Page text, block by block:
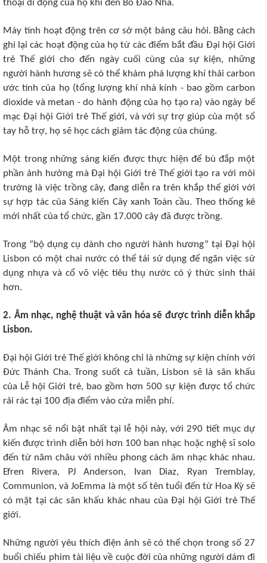
thoại di động của họ khi đến Bồ Đào Nha.
Máy tính hoạt động trên cơ sở một bảng câu hỏi. Bằng cách
ghi lại các hoạt động của họ từ các điểm bắt đầu Đại hội Giới
trẻ Thế giới cho đến ngày cuối cùng của sự kiện, những
người hành hương sẽ có thể khám phá lượng khí thải carbon
ước tính của họ (tổng lượng khí nhà kính - bao gồm carbon
dioxide và metan - do hành động của họ tạo ra) vào ngày bế
mạc Đại hội Giới trẻ Thế giới, và với sự trợ giúp của một sổ
tay hỗ trợ, họ sẽ học cách giảm tác động của chúng.
Một trong những sáng kiến được thực hiện để bù đắp một
phần ảnh hưởng mà Đại hội Giới trẻ Thế giới tạo ra với môi
trường là việc trồng cây, đang diễn ra trên khắp thế giới với
sự hợp tác của Sáng kiến Cây xanh Toàn cầu. Theo thống kê
mới nhất của tổ chức, gần 17.000 cây đã được trồng.
Trong “bộ dụng cụ dành cho người hành hương” tại Đại hội
Lisbon có một chai nước có thể tái sử dụng để ngăn việc sử
dụng nhựa và cổ võ việc tiêu thụ nước có ý thức sinh thái
hơn.
2. Âm nhạc, nghệ thuật và văn hóa sẽ được trình diễn khắp
Lisbon.
Đại hội Giới trẻ Thế giới không chỉ là những sự kiện chính với
Đức Thánh Cha. Trong suốt cả tuần, Lisbon sẽ là sân khấu
của Lễ hội Giới trẻ, bao gồm hơn 500 sự kiện được tổ chức
rải rác tại 100 địa điểm vào cửa miễn phí.
Âm nhạc sẽ nổi bật nhất tại lễ hội này, với 290 tiết mục dự
kiến được trình diễn bởi hơn 100 ban nhạc hoặc nghệ sĩ solo
đến từ năm châu với nhiều phong cách âm nhạc khác nhau.
Efren Rivera, PJ Anderson, Ivan Diaz, Ryan Tremblay,
Communion, và JoEmma là một số tên tuổi đến từ Hoa Kỳ sẽ
có mặt tại các sân khấu khác nhau của Đại hội Giới trẻ Thế
giới.
Những người yêu thích điện ảnh sẽ có thể chọn trong số 27
buổi chiếu phim tài liệu về cuộc đời của những người dám đi